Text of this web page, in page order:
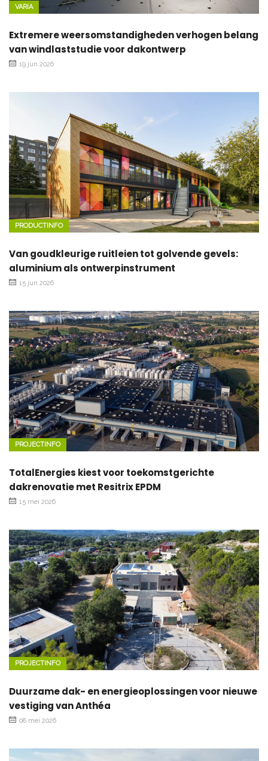
VARIA
Extremere weersomstandigheden verhogen belang
van windlaststudie voor dakontwerp
19 jun 2026
PRODUCTINFO
Van goudkleurige ruitleien tot golvende gevels:
aluminium als ontwerpinstrument
15 jun 2026
PROJECTINFO
TotalEnergies kiest voor toekomstgerichte
dakrenovatie met Resitrix EPDM
15 mei 2026
PROJECTINFO
Duurzame dak- en energieoplossingen voor nieuwe
vestiging van Anthéa
08 mei 2026